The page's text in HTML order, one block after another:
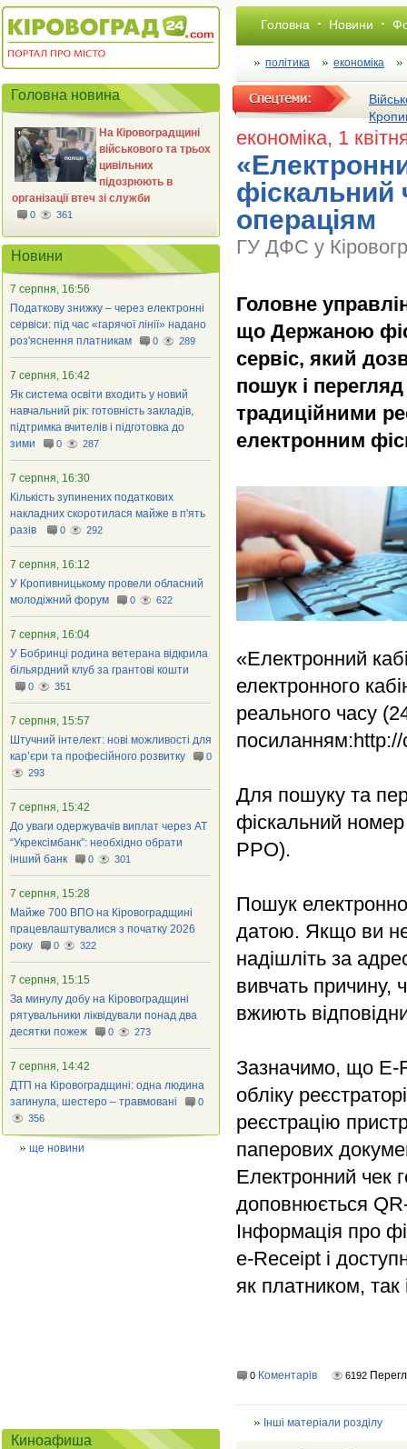
Головна Новини
політика економіка
економіка, 1
фіскальний
операціям
ГУ ДФС у
Головне
що Держаною
сервіс, який
пошук і
традиційними
електронним
«Електронний
електронного
реального часу
Для пошуку та
фіскальний
РРО).
Пошук
датою. Якщо ви не
надішліть за
вивчать причину,
вжиють
Зазначимо, що E-
обліку
реєстрацію
паперових
Електронний чек
доповнюється
Інформація про
e-Receipt і
як платником, так
0 Коментарів 6192
Інші матеріали розділу
Головна новина
На Кіровоградщині
військового та трьох
цивільних
підозрюють в
організації втеч зі служби
0 361
Новини
7 серпня, 16:56
Податкову знижку – через електронні
сервіси: під час «гарячої лінії» надано
роз'яснення платникам
0 289
7 серпня, 16:42
Як система освіти входить у новий
навчальний рік: готовність закладів,
підтримка вчителів і підготовка до
зими
0 287
7 серпня, 16:30
Кількість зупинених податкових
накладних скоротилася майже в п'ять
разів
0 292
7 серпня, 16:12
У Кропивницькому провели обласний
молодіжний форум
0 622
7 серпня, 16:04
У Бобринці родина ветерана відкрила
більярдний клуб за грантові кошти
0 351
7 серпня, 15:57
Штучний інтелект: нові можливості для
кар’єри та професійного розвитку
0
293
7 серпня, 15:42
До уваги одержувачів виплат через АТ
“Укрексімбанк”: необхідно обрати
інший банк
0 301
7 серпня, 15:28
Майже 700 ВПО на Кіровоградщині
працевлаштувалися з початку 2026
року
0 322
7 серпня, 15:15
За минулу добу на Кіровоградщині
рятувальники ліквідували понад два
десятки пожеж
0 273
7 серпня, 14:42
ДТП на Кіровоградщині: одна людина
загинула, шестеро – травмовані
0
356
ще новини
Киноафиша